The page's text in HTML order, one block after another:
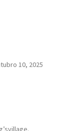
10, 2025